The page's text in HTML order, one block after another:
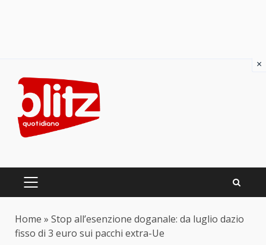
content
PRIMARY
Home » Stop all’esenzione doganale: da luglio dazio
fisso di 3 euro sui pacchi extra-Ue
×